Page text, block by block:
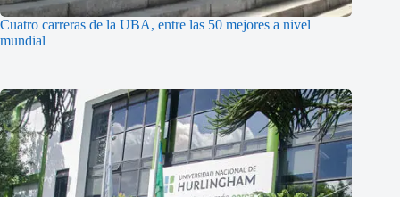
Cuatro carreras de la UBA, entre las 50 mejores a nivel
mundial